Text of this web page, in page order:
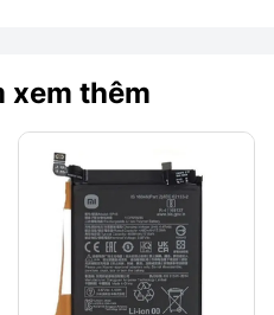
xem thêm